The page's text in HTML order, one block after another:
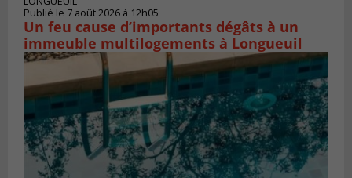
Publié le 7 août 2026 à 12h05
Un feu cause d’importants dégâts à un
immeuble multilogements à Longueuil